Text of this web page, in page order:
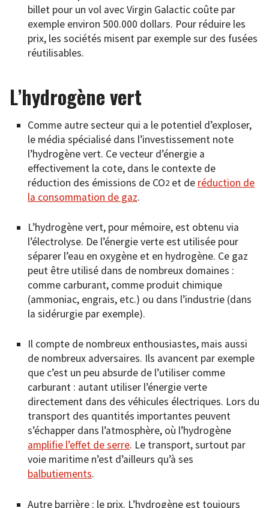
billet pour un vol avec Virgin Galactic coûte par
exemple environ 500.000 dollars. Pour réduire les
prix, les sociétés misent par exemple sur des fusées
réutilisables.
L’hydrogène vert
Comme autre secteur qui a le potentiel d’exploser,
le média spécialisé dans l’investissement note
l’hydrogène vert. Ce vecteur d’énergie a
effectivement la cote, dans le contexte de
réduction des émissions de CO2 et de réduction de
la consommation de gaz.
L’hydrogène vert, pour mémoire, est obtenu via
l’électrolyse. De l’énergie verte est utilisée pour
séparer l’eau en oxygène et en hydrogène. Ce gaz
peut être utilisé dans de nombreux domaines :
comme carburant, comme produit chimique
(ammoniac, engrais, etc.) ou dans l’industrie (dans
la sidérurgie par exemple).
Il compte de nombreux enthousiastes, mais aussi
de nombreux adversaires. Ils avancent par exemple
que c’est un peu absurde de l’utiliser comme
carburant : autant utiliser l’énergie verte
directement dans des véhicules électriques. Lors du
transport des quantités importantes peuvent
s’échapper dans l’atmosphère, où l’hydrogène
amplifie l’effet de serre. Le transport, surtout par
voie maritime n’est d’ailleurs qu’à ses
balbutiements.
Autre barrière : le prix. L’hydrogène est toujours